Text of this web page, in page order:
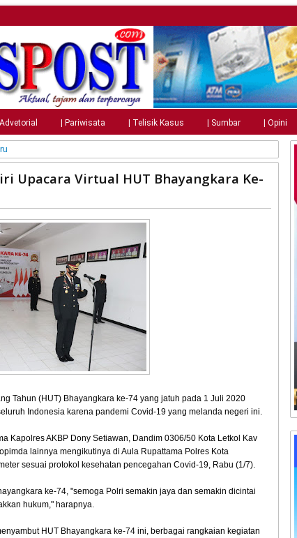
| Pariwisata | Telisik Kasus | Sumbar | Opini
Upacara Virtual HUT Bhayangkara Ke-
Tahun (HUT) Bhayangkara ke-74 yang jatuh pada 1 Juli 2020
Indonesia karena pandemi Covid-19 yang melanda negeri ini.
Kapolres AKBP Dony Setiawan, Dandim 0306/50 Kota Letkol Kav
lainnya mengikutinya di Aula Rupattama Polres Kota
sesuai protokol kesehatan pencegahan Covid-19, Rabu (1/7).
ke-74, "semoga Polri semakin jaya dan semakin dicintai
hukum," harapnya.
HUT Bhayangkara ke-74 ini, berbagai rangkaian kegiatan